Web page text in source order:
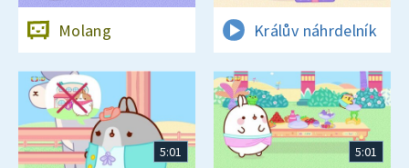
Molang Králův náhrdelník
5:01 5:01